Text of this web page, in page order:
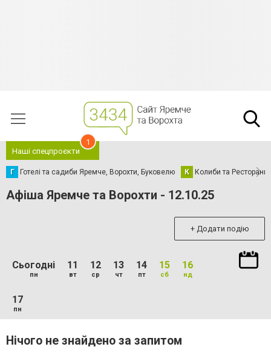
Наші спецпроєкти
1
Г Готелі та садиби Яремче, Ворохти, Буковелю К Колиби та Ресторани
Афіша Яремче та Ворохти - 12.10.25
+ Додати подію
Сьогодні
пн
11
вт
12
ср
13
чт
14
пт
15
сб
16
нд
17
пн
Нічого не знайдено за запитом